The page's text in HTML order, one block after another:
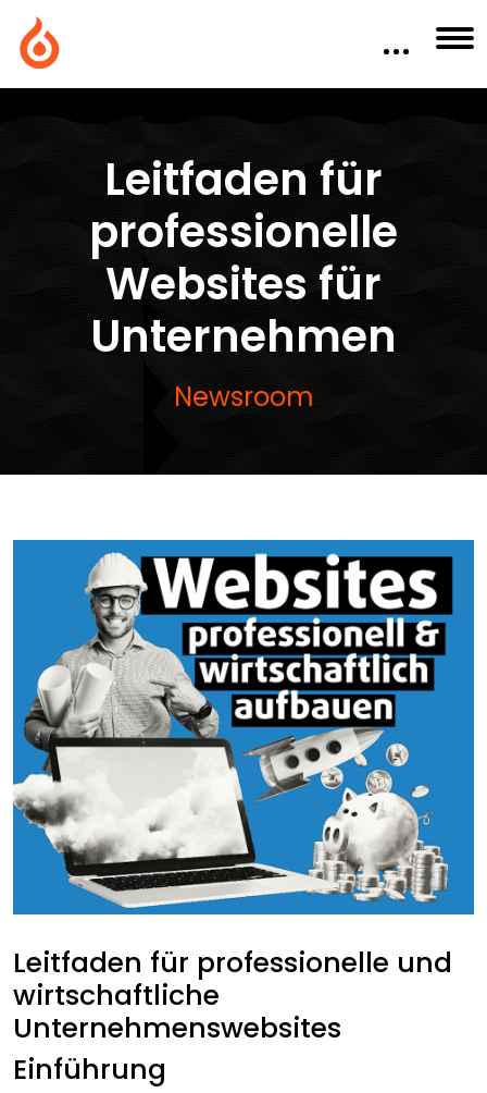
Leitfaden für
professionelle
Websites für
Unternehmen
Newsroom
Leitfaden für professionelle und
wirtschaftliche
Unternehmenswebsites
Einführung